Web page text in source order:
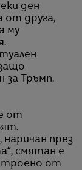
ден
от друга,
му
за Тръмп.
от
през
смятан е
от